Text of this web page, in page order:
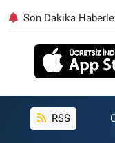
Son Dakika
RSS